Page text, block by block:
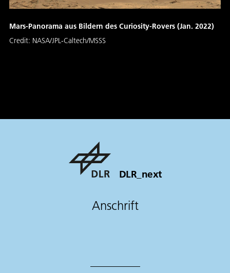
Mars-Panorama aus Bildern des Curiosity-Rovers (Jan. 2022)
Credit: NASA/JPL-Caltech/MSSS
DLR_next
Anschrift